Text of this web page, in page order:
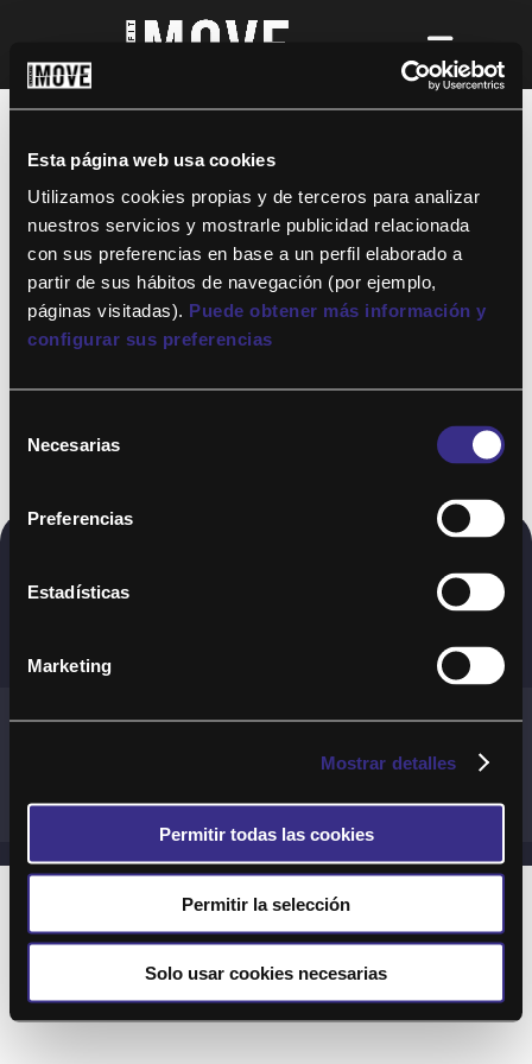
Esta página web usa cookies
Utilizamos cookies propias y de terceros para analizar
nuestros servicios y mostrarle publicidad relacionada
con sus preferencias en base a un perfil elaborado a
partir de sus hábitos de navegación (por ejemplo,
páginas visitadas). Puede obtener más información y
configurar sus preferencias
Necesarias
Preferencias
Estadísticas
Marketing
Mostrar detalles
Permitir todas las cookies
Permitir la selección
Solo usar cookies necesarias
¡Para disfrutar de ALTAFIT MOVE tienes
así podrás acceder a todos nuestros
entrenamientos y clases online donde
quieras!
Copyright © 2020. Todos los derechos
Términos y Cond. Generales de uso del Servicio
Preguntas Frecuentes